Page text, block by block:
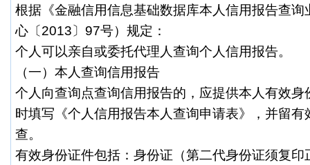
根据《金融信用信息基础数据库本人信用报告查询
心〔2013〕97号）规定：
个人可以亲自或委托代理人查询个人信用报告。
（一）本人查询信用报告
个人向查询点查询信用报告的，应提供本人有效身
时填写《个人信用报告本人查询申请表》，并留
查。
有效身份证件包括：身份证（第二代身份证须复印